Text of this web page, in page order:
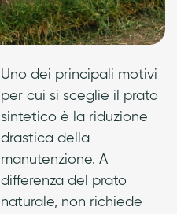
Uno dei principali motivi
per cui si sceglie il prato
sintetico è la riduzione
drastica della
manutenzione. A
differenza del prato
naturale, non richiede